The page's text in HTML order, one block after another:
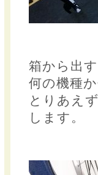
箱から出
何の機種
とりあえ
します。